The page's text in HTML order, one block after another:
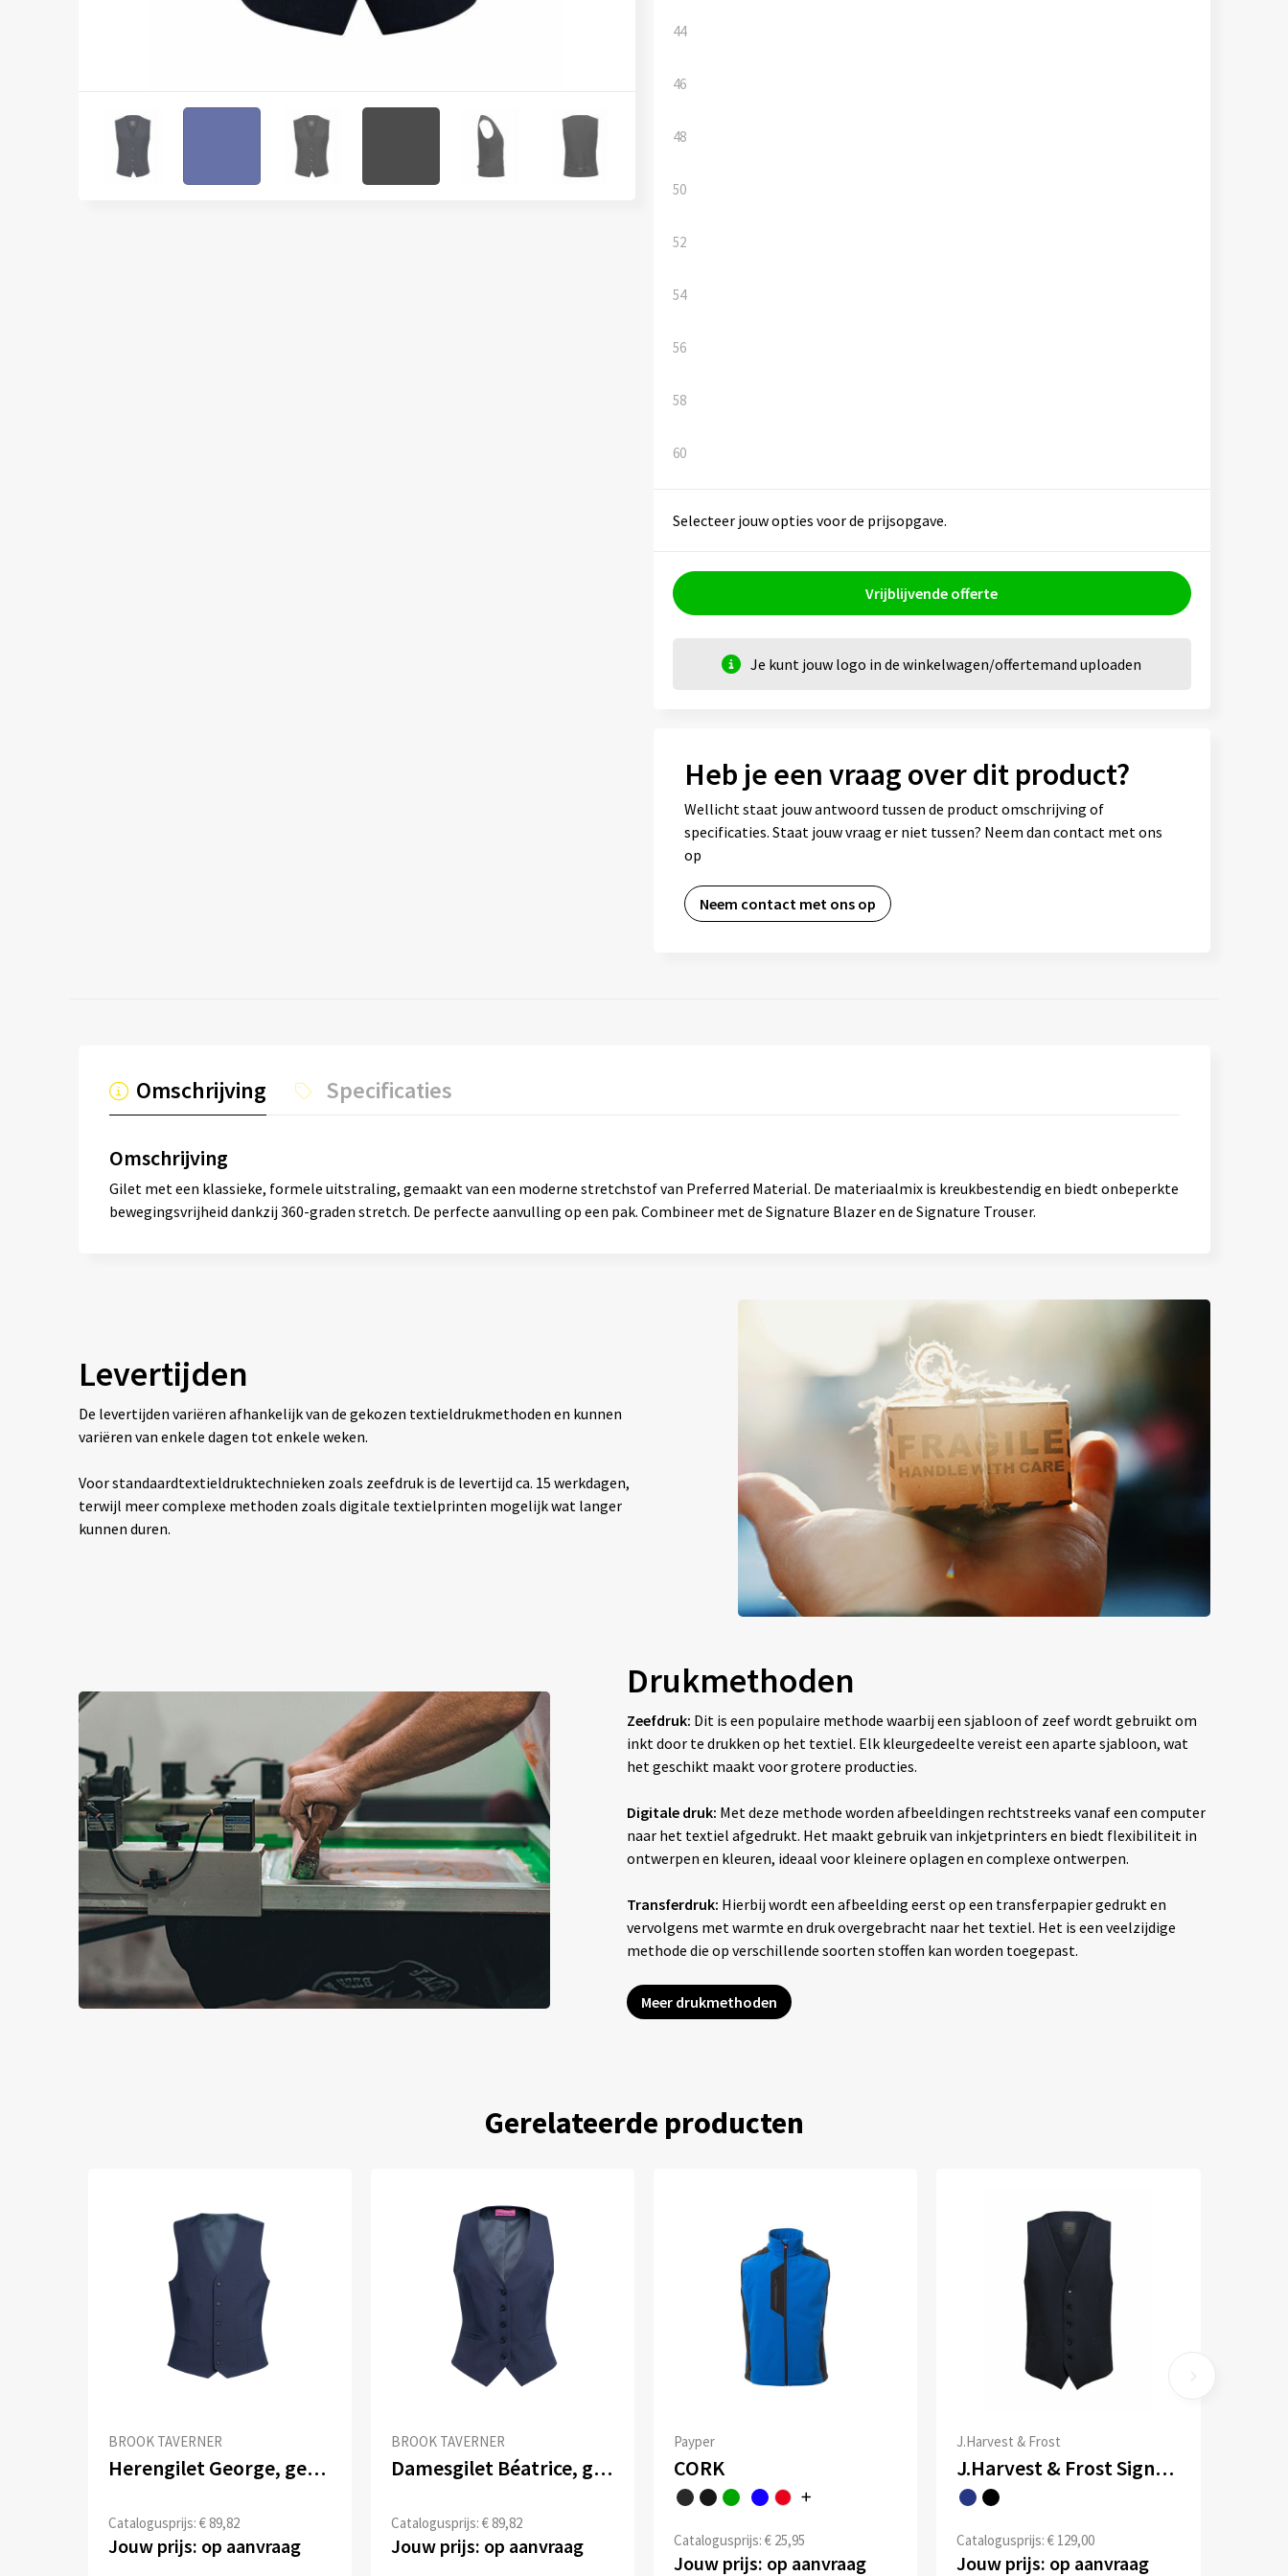
44
46
48
50
52
54
56
58
60
Selecteer jouw opties voor de prijsopgave.
Vrijblijvende offerte
Je kunt jouw logo in de winkelwagen/offertemand uploaden
Heb je een vraag over dit product?
Wellicht staat jouw antwoord tussen de product omschrijving of
specificaties. Staat jouw vraag er niet tussen? Neem dan contact met ons
op
Neem contact met ons op
Omschrijving Specificaties
Omschrijving
Gilet met een klassieke, formele uitstraling, gemaakt van een moderne stretchstof van Preferred Material. De materiaalmix is kreukbestendig en biedt onbeperkte
bewegingsvrijheid dankzij 360-graden stretch. De perfecte aanvulling op een pak. Combineer met de Signature Blazer en de Signature Trouser.
Levertijden
De levertijden variëren afhankelijk van de gekozen textieldrukmethoden en kunnen
variëren van enkele dagen tot enkele weken.
Voor standaardtextieldruktechnieken zoals zeefdruk is de levertijd ca. 15 werkdagen,
terwijl meer complexe methoden zoals digitale textielprinten mogelijk wat langer
kunnen duren.
Drukmethoden
Zeefdruk: Dit is een populaire methode waarbij een sjabloon of zeef wordt gebruikt om
inkt door te drukken op het textiel. Elk kleurgedeelte vereist een aparte sjabloon, wat
het geschikt maakt voor grotere producties.
Digitale druk: Met deze methode worden afbeeldingen rechtstreeks vanaf een computer
naar het textiel afgedrukt. Het maakt gebruik van inkjetprinters en biedt flexibiliteit in
ontwerpen en kleuren, ideaal voor kleinere oplagen en complexe ontwerpen.
Transferdruk: Hierbij wordt een afbeelding eerst op een transferpapier gedrukt en
vervolgens met warmte en druk overgebracht naar het textiel. Het is een veelzijdige
methode die op verschillende soorten stoffen kan worden toegepast.
Meer drukmethoden
Gerelateerde producten
BROOK TAVERNER
Herengilet George, getailleerde snit
Catalogusprijs: € 89,82
Jouw prijs: op aanvraag
BROOK TAVERNER
Damesgilet Béatrice, getailleerde snit
Catalogusprijs: € 89,82
Jouw prijs: op aanvraag
Payper
CORK
Catalogusprijs: € 25,95
Jouw prijs: op aanvraag
J.Harvest & Frost
J.Harvest & Frost Signature Suit Vest
Catalogusprijs: € 129,00
Jouw prijs: op aanvraag